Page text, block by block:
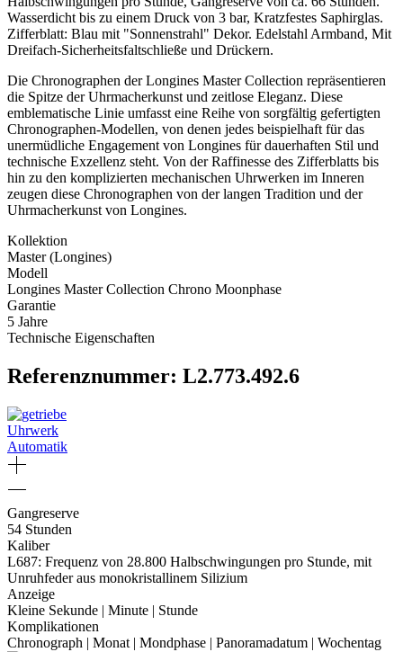
Wasserdicht bis zu einem Druck von 3 bar, Kratzfestes Saphirglas.
Zifferblatt: Blau mit "Sonnenstrahl" Dekor. Edelstahl Armband, Mit
Dreifach-Sicherheitsfaltschließe und Drückern.
Die Chronographen der Longines Master Collection repräsentieren
die Spitze der Uhrmacherkunst und zeitlose Eleganz. Diese
emblematische Linie umfasst eine Reihe von sorgfältig gefertigten
Chronographen-Modellen, von denen jedes beispielhaft für das
unermüdliche Engagement von Longines für dauerhaften Stil und
technische Exzellenz steht. Von der Raffinesse des Zifferblatts bis
hin zu den komplizierten mechanischen Uhrwerken im Inneren
zeugen diese Chronographen von der langen Tradition und der
Uhrmacherkunst von Longines.
Kollektion
Master (Longines)
Modell
Longines Master Collection Chrono Moonphase
Garantie
5 Jahre
Technische Eigenschaften
Referenznummer: L2.773.492.6
Uhrwerk
Automatik
Gangreserve
54 Stunden
Kaliber
L687: Frequenz von 28.800 Halbschwingungen pro Stunde, mit
Unruhfeder aus monokristallinem Silizium
Anzeige
Kleine Sekunde | Minute | Stunde
Komplikationen
Chronograph | Monat | Mondphase | Panoramadatum | Wochentag